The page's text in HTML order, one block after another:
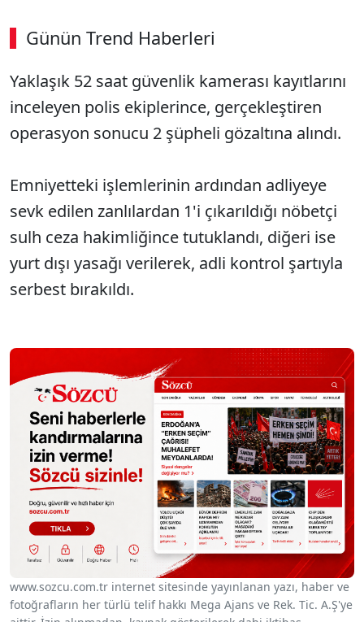
Günün Trend Haberleri
00:02 / 08:43
Sesi Aç
Yaklaşık 52 saat güvenlik kamerası kayıtlarını
inceleyen polis ekiplerince, gerçekleştiren
operasyon sonucu 2 şüpheli gözaltına alındı.
Emniyetteki işlemlerinin ardından adliyeye
sevk edilen zanlılardan 1'i çıkarıldığı nöbetçi
sulh ceza hakimliğince tutuklandı, diğeri ise
yurt dışı yasağı verilerek, adli kontrol şartıyla
serbest bırakıldı.
www.sozcu.com.tr internet sitesinde yayınlanan yazı, haber ve
fotoğrafların her türlü telif hakkı Mega Ajans ve Rek. Tic. A.Ş'ye